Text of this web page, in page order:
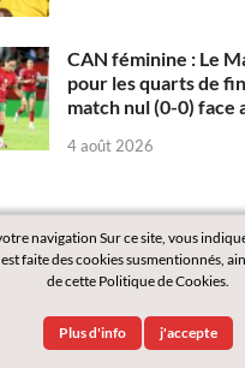
CAN féminine : Le
pour les quarts de
match nul (0-0) face
4 août 2026
WordPressandHitMag.
navigation Sur ce site, vous
faite des cookies susmentionnés,
de cette Politique de Cookies.
Plus d'info j'accepte